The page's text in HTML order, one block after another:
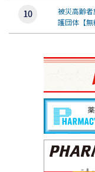
被災高齢
護団体【無